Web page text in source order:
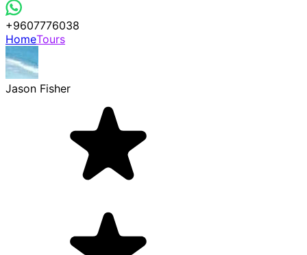
+9607776038
HomeTours
Jason Fisher